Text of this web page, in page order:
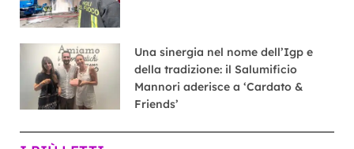
Una sinergia nel nome dell’Igp e
della tradizione: il Salumificio
Mannori aderisce a ‘Cardato &
Friends’